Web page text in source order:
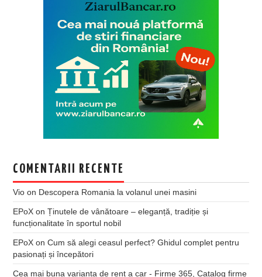
COMENTARII RECENTE
Vio on Descopera Romania la volanul unei masini
EPoX onȚinutele de vânătoare – eleganță, tradiție și
funcționalitate în sportul nobil
EPoX onCum să alegi ceasul perfect? Ghidul complet pentru
pasionați și începători
Cea mai buna varianta de rent a car - Firme 365, Catalog firme